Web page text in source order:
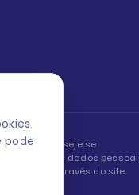
podeCaso deseje se
os seus dados
contato através do site